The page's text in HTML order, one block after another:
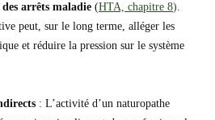
arrêts maladie (HTA, chapitre 8).
peut, sur le long terme, alléger les
et réduire la pression sur le système
: L’activité d’un naturopathe